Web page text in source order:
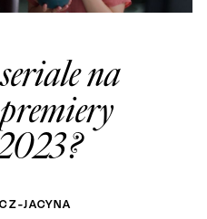
na
JACYNA